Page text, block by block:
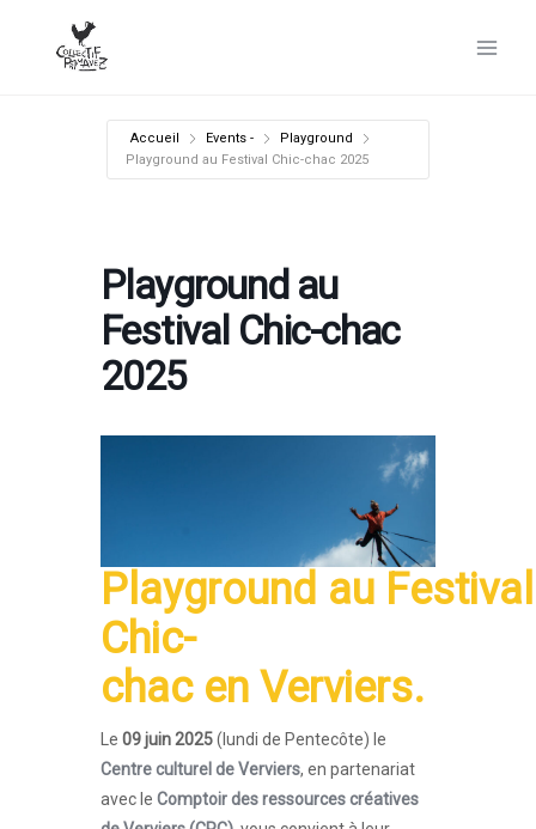
Accueil Events -
Playground
Playground au Festival Chic-chac 2025
Playground au
Festival Chic-chac
2025
Playground au Festival
Chic-
chacen Verviers.
Le 09 juin 2025(lundi de Pentecôte) le
Centre culturel de Verviers, en partenariat
avec le Comptoir des ressources créatives